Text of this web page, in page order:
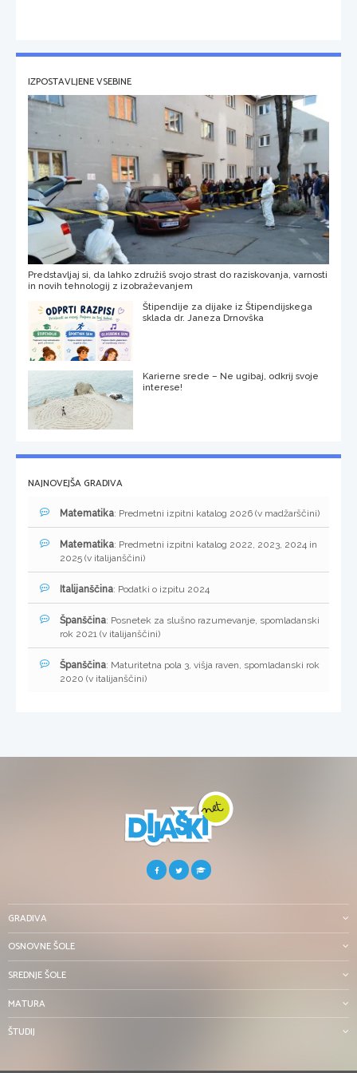
IZPOSTAVLJENE VSEBINE
Predstavljaj si, da lahko združiš svojo strast do raziskovanja, varnosti
in novih tehnologij z izobraževanjem
Štipendije za dijake iz Štipendijskega
sklada dr. Janeza Drnovška
Karierne srede – Ne ugibaj, odkrij svoje
interese!
NAJNOVEJŠA GRADIVA
Matematika: Predmetni izpitni katalog 2026 (v madžarščini)
Matematika: Predmetni izpitni katalog 2022, 2023, 2024 in
2025 (v italijanščini)
Italijanščina: Podatki o izpitu 2024
Španščina: Posnetek za slušno razumevanje, spomladanski
rok 2021 (v italijanščini)
Španščina: Maturitetna pola 3, višja raven, spomladanski rok
2020 (v italijanščini)
GRADIVA
OSNOVNE ŠOLE
SREDNJE ŠOLE
MATURA
ŠTUDIJ